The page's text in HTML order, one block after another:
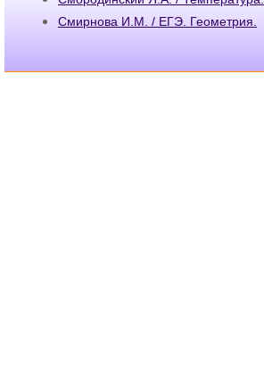
Смирнова И.М. / ЕГЭ. Геометрия.